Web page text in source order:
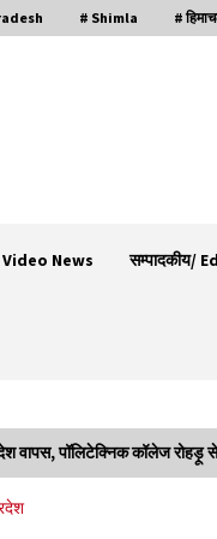
# Shimla #
Video News सम्पादकीय/
7 आरोपी गिरफ्तार
वापस, पॉलिटेक्निक कॉलेज रोहड़ू से